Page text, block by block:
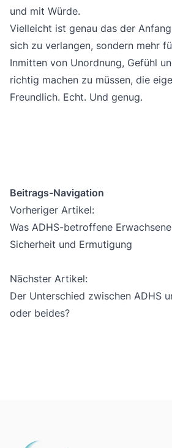
und mit Würde.
Vielleicht ist genau das der
sich zu verlangen, sondern mehr
Inmitten von Unordnung, Gefühl
richtig machen zu müssen, die
Freundlich. Echt. Und genug.
Beitrags-Navigation
Vorheriger Artikel:
Was ADHS-betroffene
Sicherheit und Ermutigung
Nächster Artikel:
Der Unterschied zwischen ADHS
oder beides?